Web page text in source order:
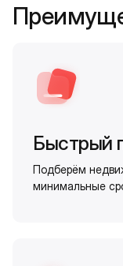
Быстрый
Подберём
минимальные